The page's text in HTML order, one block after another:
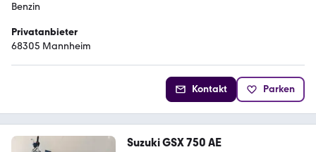
Benzin
Privatanbieter
68305 Mannheim
Kontakt Parken
Suzuki GSX 750 AE